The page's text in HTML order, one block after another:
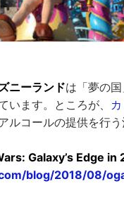
ニーランドは「夢の
います。ところが、
ルコールの提供を行
Galaxy’s Edge
blog/2018/08/